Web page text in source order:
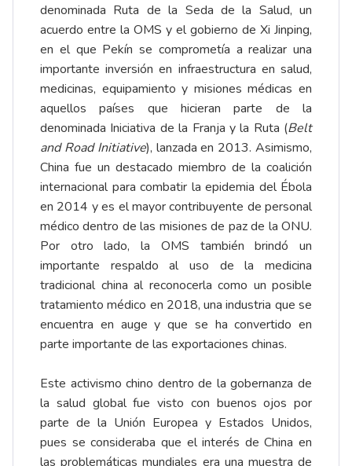
denominada Ruta de la Seda de la Salud, un
acuerdo entre la OMS y el gobierno de Xi Jinping,
en el que Pekín se comprometía a realizar una
importante inversión en infraestructura en salud,
medicinas, equipamiento y misiones médicas en
aquellos países que hicieran parte de la
denominada Iniciativa de la Franja y la Ruta (Belt
and Road Initiative), lanzada en 2013. Asimismo,
China fue un destacado miembro de la coalición
internacional para combatir la epidemia del Ébola
en 2014 y es el mayor contribuyente de personal
médico dentro de las misiones de paz de la ONU.
Por otro lado, la OMS también brindó un
importante respaldo al uso de la medicina
tradicional china al reconocerla como un posible
tratamiento médico en 2018, una industria que se
encuentra en auge y que se ha convertido en
parte importante de las exportaciones chinas.
Este activismo chino dentro de la gobernanza de
la salud global fue visto con buenos ojos por
parte de la Unión Europea y Estados Unidos,
pues se consideraba que el interés de China en
las problemáticas mundiales era una muestra de